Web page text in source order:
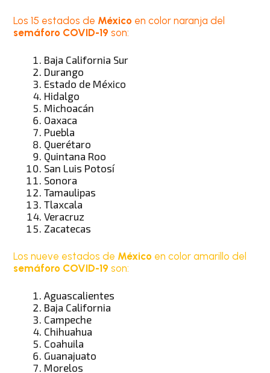
Los 15 estados de México en color naranja del
semáforo COVID-19 son:
Baja California Sur
Durango
Estado de México
Hidalgo
Michoacán
Oaxaca
Puebla
Querétaro
Quintana Roo
San Luis Potosí
Sonora
Tamaulipas
Tlaxcala
Veracruz
Zacatecas
Los nueve estados de México en color amarillo del
semáforo COVID-19 son:
Aguascalientes
Baja California
Campeche
Chihuahua
Coahuila
Guanajuato
Morelos